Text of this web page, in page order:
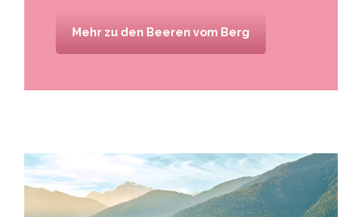
Mehr zu den Beeren vom Berg